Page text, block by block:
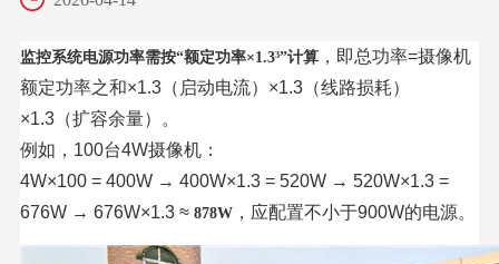
监控系统电源功率需按“额定功率×1.3³”计算‌，即总功率=摄像机
额定功率之和×1.3（启动电流）×1.3（线路损耗）
×1.3（扩容余量）。
例如，100台4W摄像机：
4W×100 = 400W → 400W×1.3 = 520W → 520W×1.3 =
676W → 676W×1.3 ≈ ‌ 878W‌，应配置不小于900W的电源。